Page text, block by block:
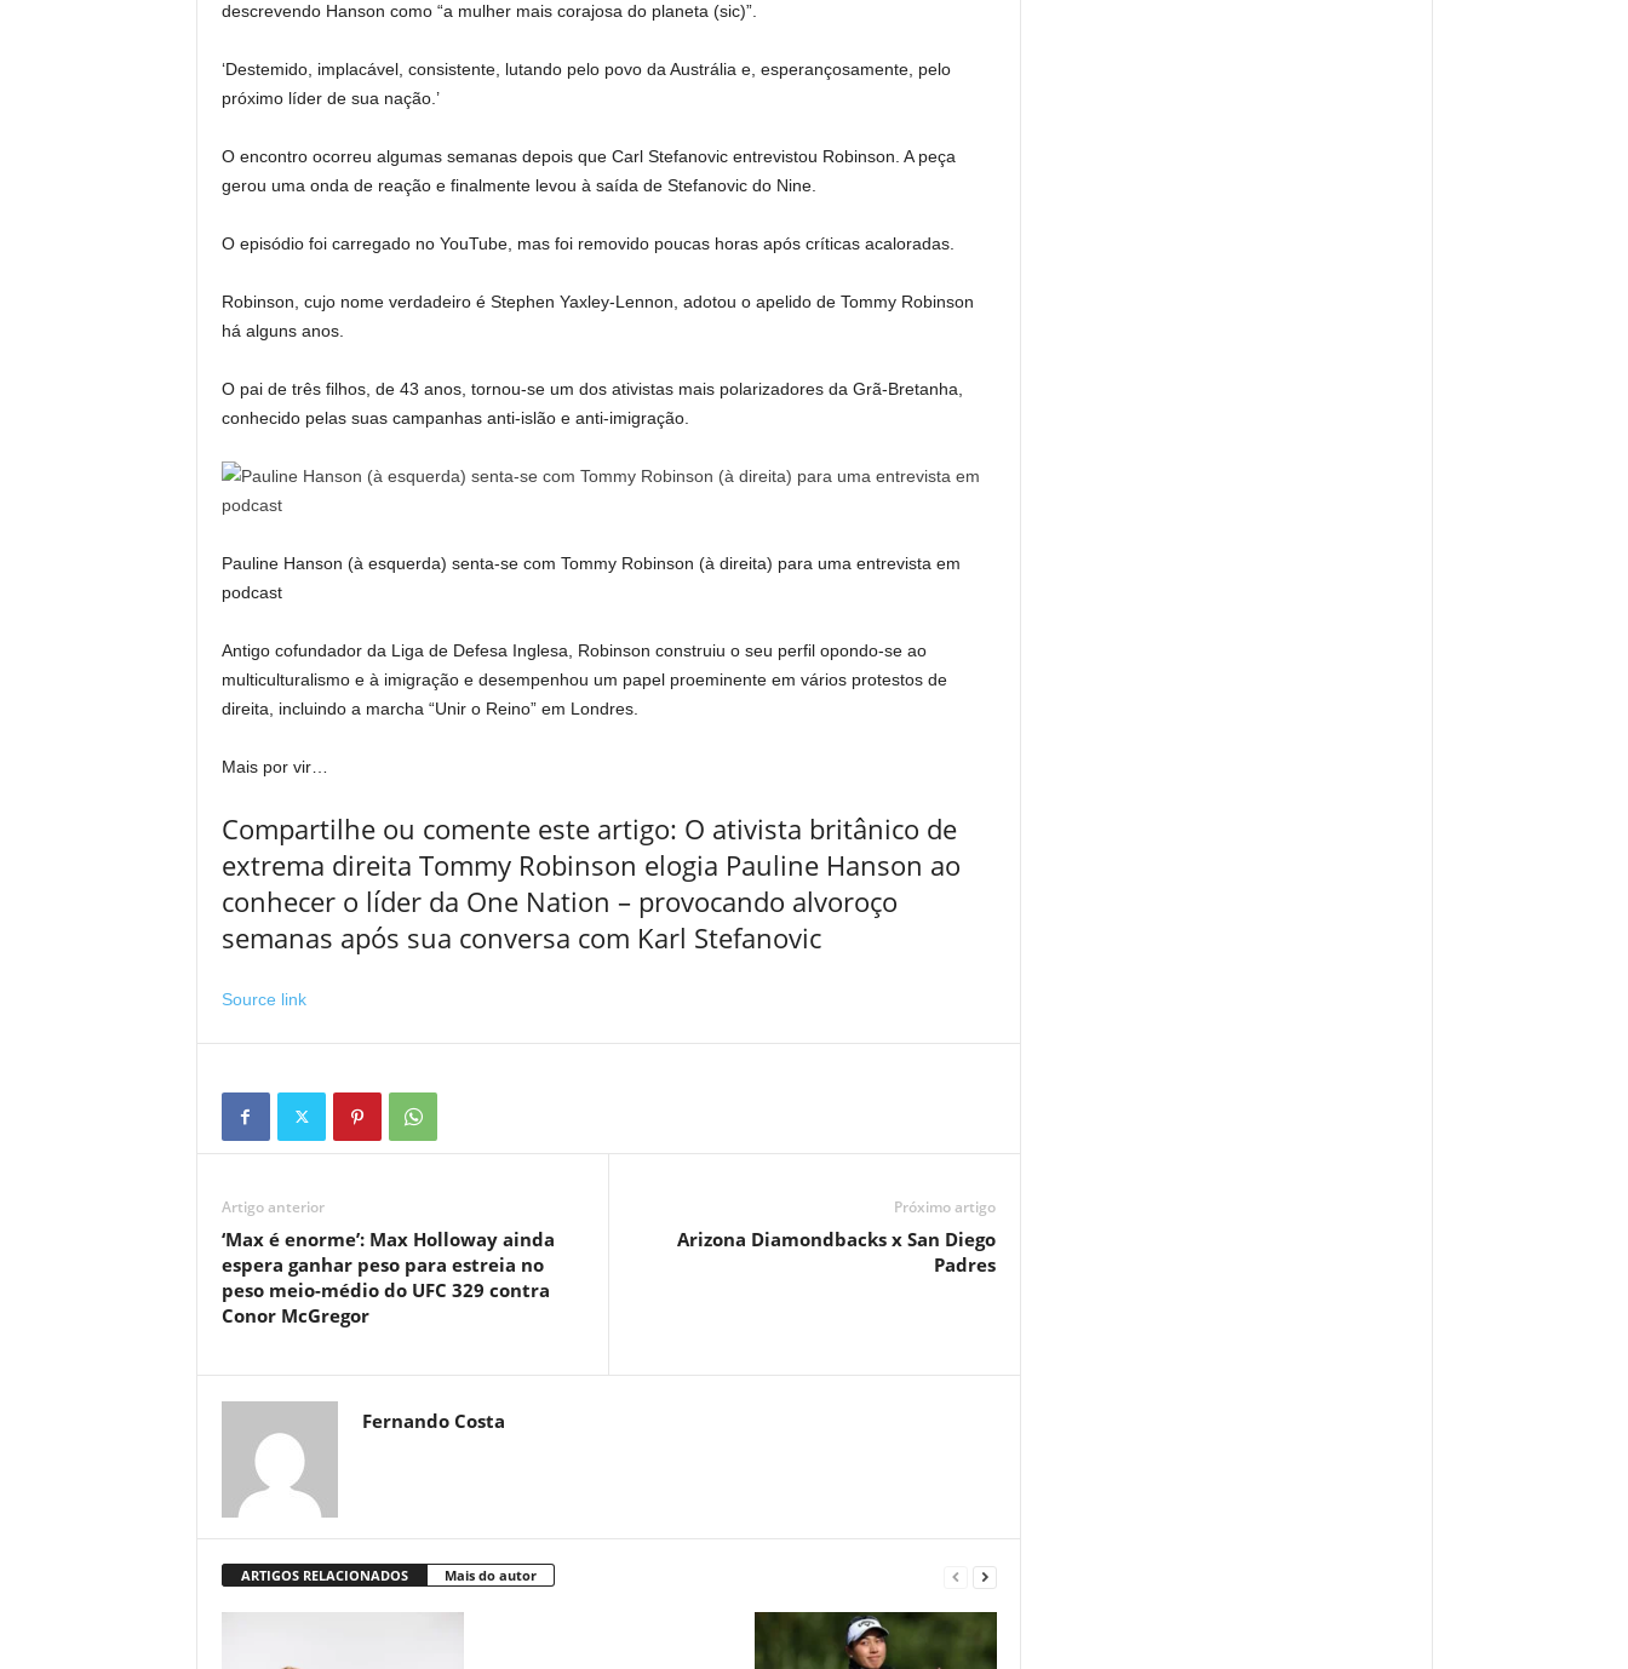
descrevendo Hanson como “a mulher mais corajosa do planeta (sic)”.
‘Destemido, implacável, consistente, lutando pelo povo da Austrália e, esperançosamente, pelo
próximo líder de sua nação.’
O encontro ocorreu algumas semanas depois que Carl Stefanovic entrevistou Robinson. A peça
gerou uma onda de reação e finalmente levou à saída de Stefanovic do Nine.
O episódio foi carregado no YouTube, mas foi removido poucas horas após críticas acaloradas.
Robinson, cujo nome verdadeiro é Stephen Yaxley-Lennon, adotou o apelido de Tommy Robinson
há alguns anos.
O pai de três filhos, de 43 anos, tornou-se um dos ativistas mais polarizadores da Grã-Bretanha,
conhecido pelas suas campanhas anti-islão e anti-imigração.
Pauline Hanson (à esquerda) senta-se com Tommy Robinson (à direita) para uma entrevista em
podcast
Antigo cofundador da Liga de Defesa Inglesa, Robinson construiu o seu perfil opondo-se ao
multiculturalismo e à imigração e desempenhou um papel proeminente em vários protestos de
direita, incluindo a marcha “Unir o Reino” em Londres.
Mais por vir…
Compartilhe ou comente este artigo: O ativista britânico de
extrema direita Tommy Robinson elogia Pauline Hanson ao
conhecer o líder da One Nation – provocando alvoroço
semanas após sua conversa com Karl Stefanovic
Source link
Artigo anterior
‘Max é enorme’: Max Holloway ainda
espera ganhar peso para estreia no
peso meio-médio do UFC 329 contra
Conor McGregor
Próximo artigo
Arizona Diamondbacks x San Diego
Padres
Fernando Costa
ARTIGOS RELACIONADOS Mais do autor